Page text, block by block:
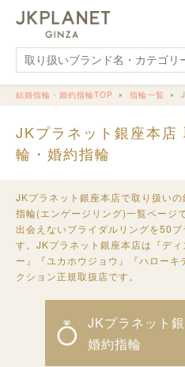
結婚指輪・婚約指輪TOP 指輪一覧
JKプラネット銀座本店
輪・婚約指輪
JKプラネット銀座本店で取り扱い
指輪(エンゲージリング)一覧ページ
出会えないブライダルリングを50
す。JKプラネット銀座本店は『デ
ー』『ユカホウジョウ』『ハロー
クション正規取扱店です。
JKプラネット
婚約指輪